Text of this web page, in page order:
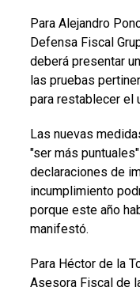
Para Alejandro
Defensa Fiscal
deberá presentar
las pruebas
para restablecer el
Las nuevas
"ser más
declaraciones de
incumplimiento
porque este año
manifestó.
Para Héctor de la
Asesora Fiscal de